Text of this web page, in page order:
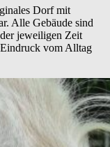
Dorf mit
Alle Gebäude sind
jeweiligen Zeit
Eindruck vom Alltag